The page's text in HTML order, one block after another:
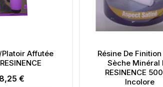
Affutée
Prix
8,25 €
Résine De
Sèche Minéral
RESINENCE
Incolore